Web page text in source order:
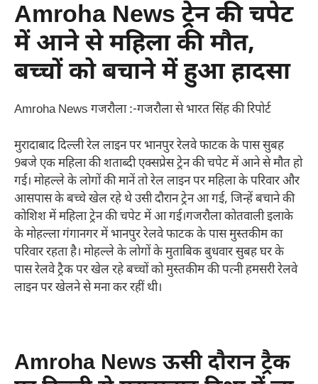
Amroha News ट्रेन की चपेट
में आने से महिला की मौत,
बच्चों को बचाने में हुआ हादसा
Amroha News गजरौला :-गजरौला से भारत सिंह की रिपोर्ट
मुरादाबाद दिल्ली रेल लाइन पर भानपुर रेलवे फाटक के पास सुबह
9बजे एक महिला की शताब्दी एक्सप्रेस ट्रेन की चपेट में आने से मौत हो
गई। मोहल्ले के लोगों की मानें तो रेल लाइन पर महिला के परिवार और
आसपास के बच्चे खेल रहे थे उसी दौरान ट्रेन आ गई, जिन्हें बचाने की
कोशिश में महिला ट्रेन की चपेट में आ गई।गजरौला कोतवाली इलाके
के मोहल्ला गंगानगर में भानपुर रेलवे फाटक के पास मुस्तकीम का
परिवार रहता है। मोहल्ले के लोगों के मुताबिक बुधवार सुबह घर के
पास रेलवे ट्रैक पर खेल रहे बच्चों को मुस्तकीम की पत्नी हमसरी रेलवे
लाइन पर खेलने से मना कर रहीं थी।
Amroha News ऊसी दौरान ट्रैक